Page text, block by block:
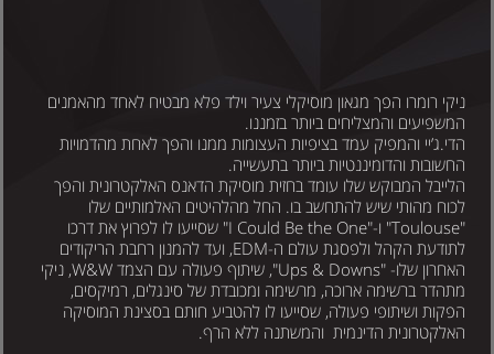
ניקי רומרו הפך מגאון מוסיקלי צעיר וילד פלא מבטיח לאחד מהאמנים
המשפיעים והמצליחים ביותר בזמננו.
הדי.ג’יי והמפיק עמד בציפיות העצומות ממנו והפך לאחת מהדמויות
החשובות והדומיננטיות ביותר בתעשייה.
הלייבל המבוקש שלו עומד בחזית מוסיקת הדאנס האלקטרונית והפך
לכוח מהותי שיש להתחשב בו. החל מהלהיטים האלמותיים שלו
"Toulouse" ו-"I Could Be the One" שסייעו לו לפרוץ את דרכו
לתודעת הקהל ולפסגת עולם ה-EDM, ועד להמנון רחבת הריקודים
האחרון שלו- "Ups & Downs", שיתוף פעולה עם הצמד W&W, ניקי
מתהדר ברשימה ארוכה, מרשימה ומכובדת של סינגלים, רמיקסים,
הפקות ושיתופי פעולה, שסייעו לו להטביע חותם בסצינת המוסיקה
האלקטרונית הדינמית והמשתנה ללא הרף.